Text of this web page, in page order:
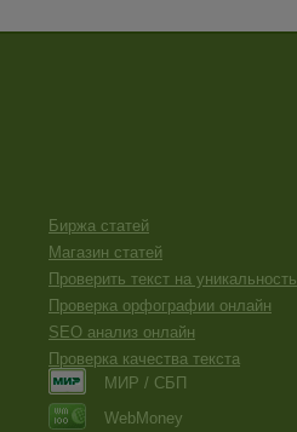
Биржа статей
Магазин статей
Проверить текст на уникальность
Проверка орфографии онлайн
SEO анализ онлайн
Проверка качества текста
МИР / СБП
WebMoney